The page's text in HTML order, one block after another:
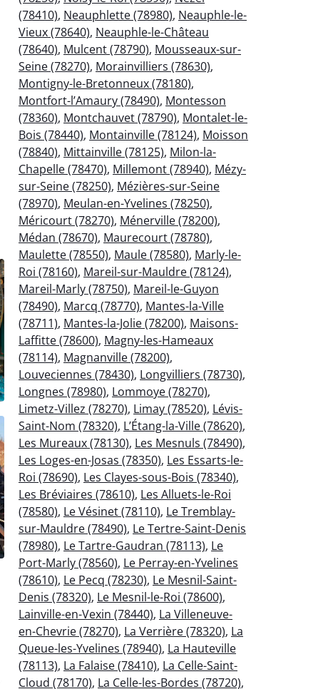
(78410), Neauphlette (78980), Neauphle-le-
Vieux (78640), Neauphle-le-Château
(78640), Mulcent (78790), Mousseaux-sur-
Seine (78270), Morainvilliers (78630),
Montigny-le-Bretonneux (78180),
Montfort-l’Amaury (78490), Montesson
(78360), Montchauvet (78790), Montalet-le-
Bois (78440), Montainville (78124), Moisson
(78840), Mittainville (78125), Milon-la-
Chapelle (78470), Millemont (78940), Mézy-
sur-Seine (78250), Mézières-sur-Seine
(78970), Meulan-en-Yvelines (78250),
Méricourt (78270), Ménerville (78200),
Médan (78670), Maurecourt (78780),
Maulette (78550), Maule (78580), Marly-le-
Roi (78160), Mareil-sur-Mauldre (78124),
Mareil-Marly (78750), Mareil-le-Guyon
(78490), Marcq (78770), Mantes-la-Ville
(78711), Mantes-la-Jolie (78200), Maisons-
Laffitte (78600), Magny-les-Hameaux
(78114), Magnanville (78200),
Louveciennes (78430), Longvilliers (78730),
Longnes (78980), Lommoye (78270),
Limetz-Villez (78270), Limay (78520), Lévis-
Saint-Nom (78320), L’Étang-la-Ville (78620),
Les Mureaux (78130), Les Mesnuls (78490),
Les Loges-en-Josas (78350), Les Essarts-le-
Roi (78690), Les Clayes-sous-Bois (78340),
Les Bréviaires (78610), Les Alluets-le-Roi
(78580), Le Vésinet (78110), Le Tremblay-
sur-Mauldre (78490), Le Tertre-Saint-Denis
(78980), Le Tartre-Gaudran (78113), Le
Port-Marly (78560), Le Perray-en-Yvelines
(78610), Le Pecq (78230), Le Mesnil-Saint-
Denis (78320), Le Mesnil-le-Roi (78600),
Lainville-en-Vexin (78440), La Villeneuve-
en-Chevrie (78270), La Verrière (78320), La
Queue-les-Yvelines (78940), La Hauteville
(78113), La Falaise (78410), La Celle-Saint-
Cloud (78170), La Celle-les-Bordes (78720),